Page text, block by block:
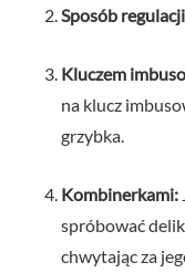
Sposób
Kluczem
na klucz
grzybka.
Kombinerkami:
spróbować
chwytając za